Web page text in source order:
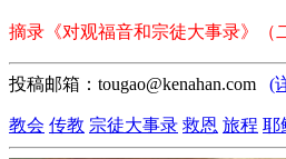
摘录《对观福音和宗徒大事录》（
投稿邮箱：tougao@kenahan.com (
教会 传教 宗徒大事录 救恩 旅程 耶